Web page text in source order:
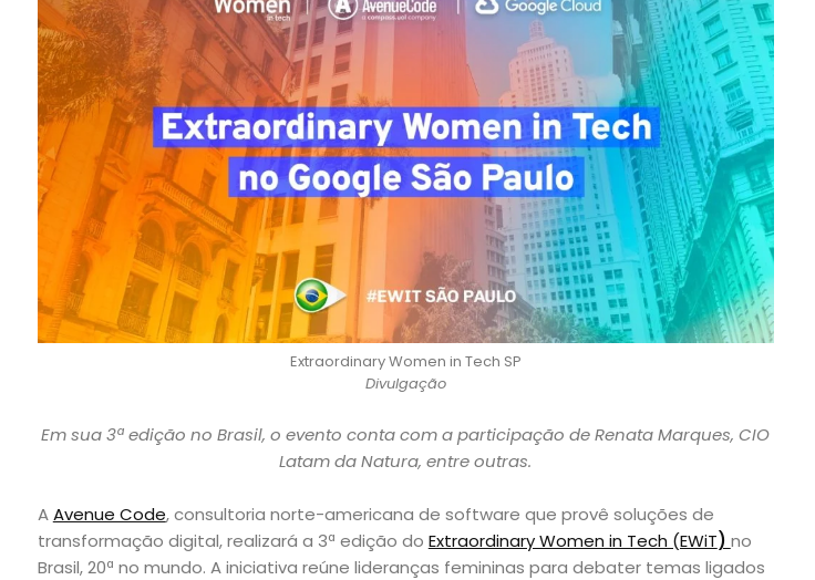
Extraordinary Women in Tech SP
Divulgação
Em sua 3ª edição no Brasil, o evento conta com a participação de Renata Marques, CIO
Latam da Natura, entre outras.
AAvenue Code, consultoria norte-americana de software que provê soluções de
transformação digital, realizará a 3ª edição do Extraordinary Women in Tech (EWiT) no
Brasil, 20ª no mundo. A iniciativa reúne lideranças femininas para debater temas ligados